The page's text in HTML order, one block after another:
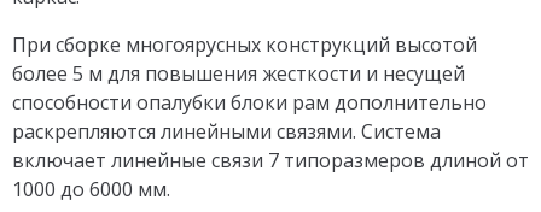
При сборке многоярусных конструкций высотой
более 5 м для повышения жесткости и несущей
способности опалубки блоки рам дополнительно
раскрепляются линейными связями. Система
включает линейные связи 7 типоразмеров длиной от
1000 до 6000 мм.